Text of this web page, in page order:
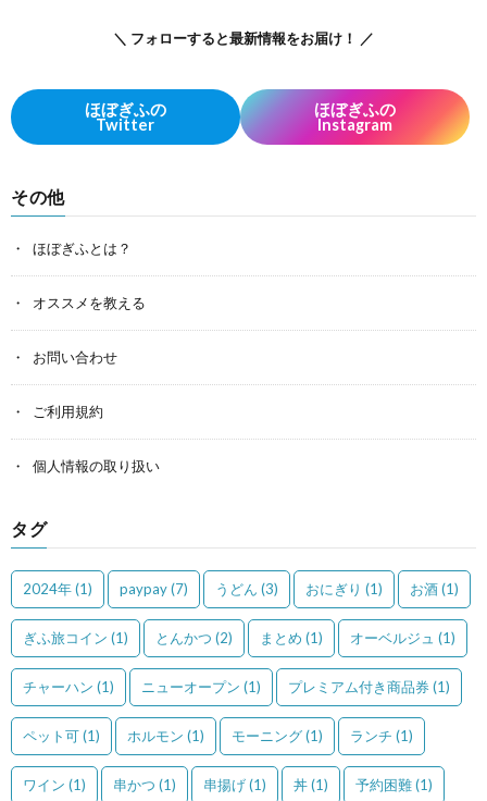
＼ フォローすると最新情報をお届け！ ／
ほぼぎふの
Twitter
ほぼぎふの
Instagram
その他
ほぼぎふとは？
オススメを教える
お問い合わせ
ご利用規約
個人情報の取り扱い
タグ
2024年(1) paypay(7) うどん (3) おにぎり (1) お酒(1)
ぎふ旅コイン (1) とんかつ (2) まとめ (1) オーベルジュ (1)
チャーハン (1) ニューオープン (1) プレミアム付き商品券(1)
ペット可(1) ホルモン (1) モーニング(1) ランチ (1)
ワイン (1) 串かつ (1) 串揚げ(1) 丼(1) 予約困難(1)